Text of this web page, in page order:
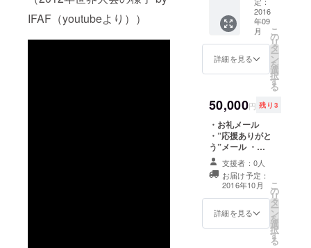
IFAF（youtubeより））
・”応援
ありが
う”メー
ル ・現
地レ
ポート
ジナルT
シャツ
・オリ
ジナルT
シャツ
前・ロ
ゴを入
れる権
利 （※
大きさ
2016
年09
月
詳細を見る
こ
の
リ
タ
ー
ン
を
選
択
す
る
50,000円 残り3
・お礼メール
・”応援ありがと
う”メール ・現
地レポート ・フ
ラッグフット
ボールの練習試
合 （※詳細は後
日調整）
支援者：0人
お届け予定：
2016年10月
詳細を見る
こ
の
リ
タ
ー
ン
を
選
択
す
る